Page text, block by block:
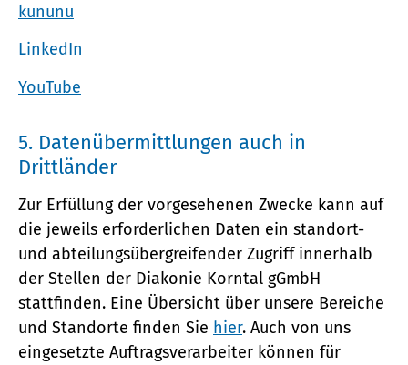
kununu
LinkedIn
YouTube
5. Datenübermittlungen auch in
Drittländer
Zur Erfüllung der vorgesehenen Zwecke kann auf
die jeweils erforderlichen Daten ein standort-
und abteilungsübergreifender Zugriff innerhalb
der Stellen der Diakonie Korntal gGmbH
stattfinden. Eine Übersicht über unsere Bereiche
und Standorte finden Sie hier. Auch von uns
eingesetzte Auftragsverarbeiter können für